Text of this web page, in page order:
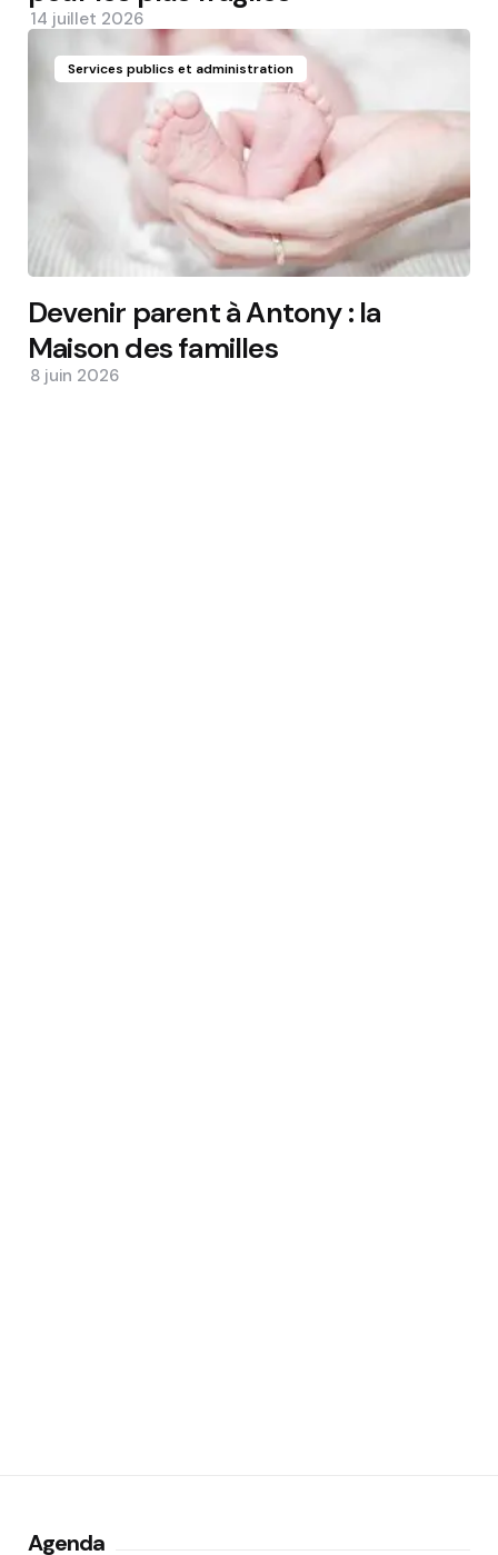
14 juillet 2026
Services publics et administration
Devenir parent à Antony : la
Maison des familles
8 juin 2026
Agenda